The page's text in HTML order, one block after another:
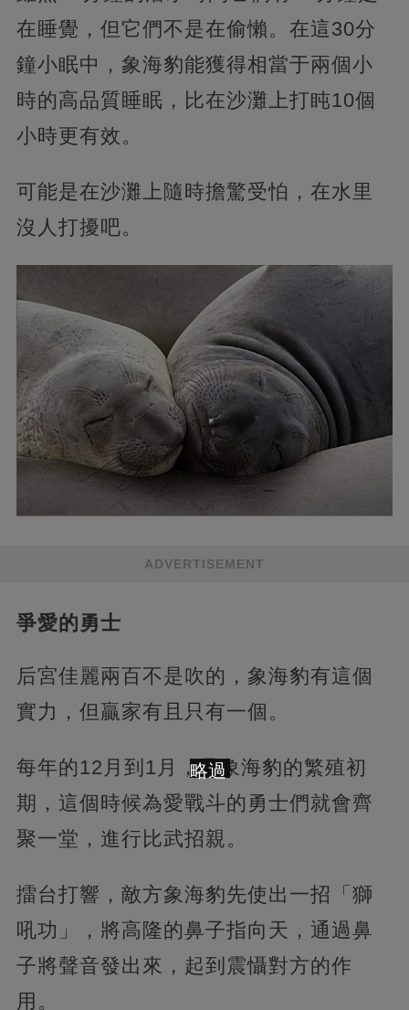
在睡覺，但它們不是在偷懶。在這30分
鐘小眠中，象海豹能獲得相當于兩個小
時的高品質睡眠，比在沙灘上打盹10個
小時更有效。
可能是在沙灘上隨時擔驚受怕，在水里
沒人打擾吧。
ADVERTISEMENT
爭愛的勇士
后宮佳麗兩百不是吹的，象海豹有這個
實力，但贏家有且只有一個。
每年的12月到1月，是象海豹的繁殖初
期，這個時候為愛戰斗的勇士們就會齊
聚一堂，進行比武招親。
擂台打響，敵方象海豹先使出一招「獅
吼功」，將高隆的鼻子指向天，通過鼻
子將聲音發出來，起到震懾對方的作
用。
略過